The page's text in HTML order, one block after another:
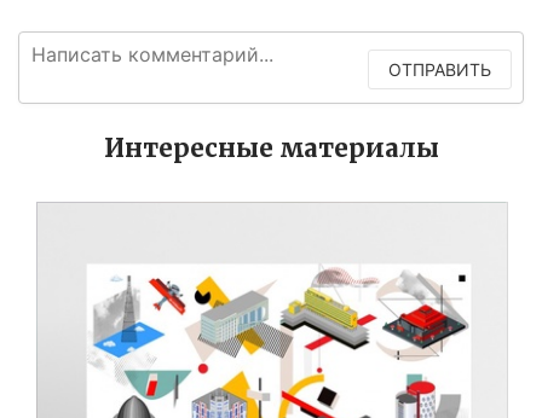
ОТПРАВИТЬ
Интересные материалы